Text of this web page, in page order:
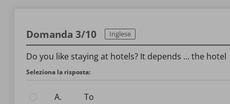
Domanda 3/10 Inglese
Do you like staying at hotels? It depends ... the hotel
Seleziona la risposta:
A.
to